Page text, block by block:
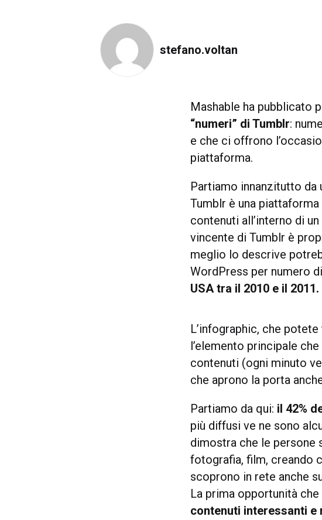
stefano.voltan
Mashable ha pubblicato
“numeri” di Tumblr:
e che ci offrono
piattaforma.
Partiamo innanzitutto da
Tumblr è una
contenuti all’interno di
vincente di Tumblr è
meglio lo descrive
WordPress per numero
USA tra il 2010 e il 2011.
L’infographic, che
l’elemento principale
contenuti (ogni minuto
che aprono la porta
Partiamo da qui: il 42%
più diffusi ve ne sono
dimostra che le persone
fotografia, film, creando
scoprono in rete anche
La prima opportunità
contenuti interessanti e